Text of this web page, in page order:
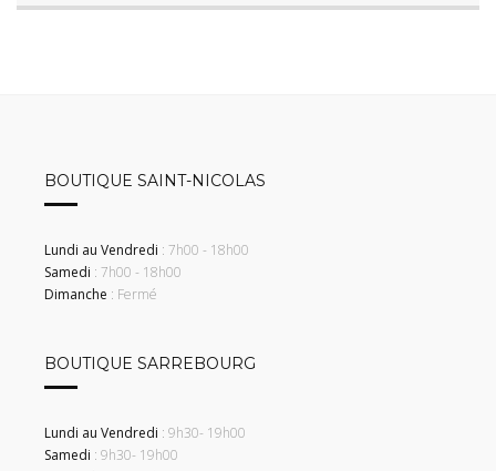
BOUTIQUE SAINT-NICOLAS
Lundi au Vendredi : 7h00 - 18h00
Samedi : 7h00 - 18h00
Dimanche : Fermé
BOUTIQUE SARREBOURG
Lundi au Vendredi : 9h30- 19h00
Samedi : 9h30- 19h00